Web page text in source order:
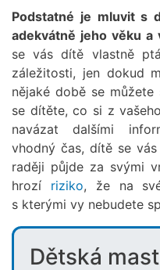
Podstatné je mluvit s
adekvátně jeho věku a
se vás dítě vlastně
záležitosti, jen dokud
nějaké době se
se dítěte, co si z
navázat dalšími
vhodný čas, dítě se
raději půjde za svými
hrozí riziko, že na
s kterými vy nebudete
Dětská